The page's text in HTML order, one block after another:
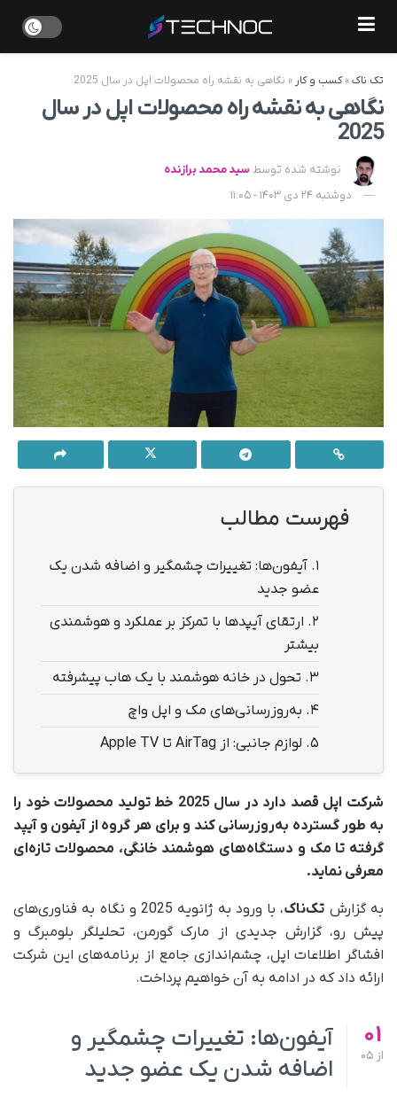
تک ناک»کسب و کار » نگاهی به نقشه راه محصولات اپل در سال 2025
نگاهی به نقشه راه محصولات اپل در سال
2025
نوشته شده توسط سید محمد برازنده
دوشنبه 24 دی 1403 - 11:05
فهرست مطالب
1. آیفون‌ها: تغییرات چشمگیر و اضافه شدن یک
عضو جدید
2. ارتقای آیپدها با تمرکز بر عملکرد و هوشمندی
بیشتر
3. تحول در خانه هوشمند با یک هاب پیشرفته
4. به‌روزرسانی‌های مک و اپل واچ
5. لوازم جانبی: از AirTag تا Apple TV
شرکت اپل قصد دارد در سال 2025 خط تولید محصولات خود را
به‌ طور گسترده به‌روزرسانی کند و برای هر گروه از آیفون و آیپد
گرفته تا مک و دستگاه‌های هوشمند خانگی، محصولات تازه‌ای
معرفی نماید.
به گزارش تک‌ناک
، با ورود به ژانویه 2025 و نگاه به فناوری‌های
پیش رو، گزارش جدیدی از مارک گورمن، تحلیلگر بلومبرگ و
افشاگر اطلاعات اپل، چشم‌اندازی جامع از برنامه‌های این شرکت
ارائه داد که در ادامه به آن خواهیم پرداخت.
01
از
آیفون‌ها: تغییرات چشمگیر و
اضافه شدن یک عضو جدید